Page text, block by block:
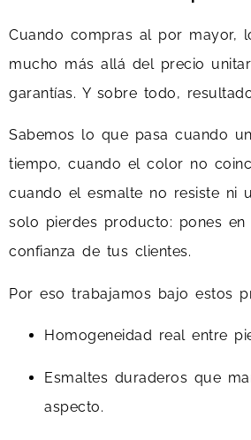
Cuando compras al por mayor,
mucho más allá del precio
garantías. Y sobre todo,
Sabemos lo que pasa cuando
tiempo, cuando el color no
cuando el esmalte no resiste ni
solo pierdes producto: pones en
confianza de tus clientes.
Por eso trabajamos bajo estos
Homogeneidad real entre
Esmaltes duraderos que
aspecto.